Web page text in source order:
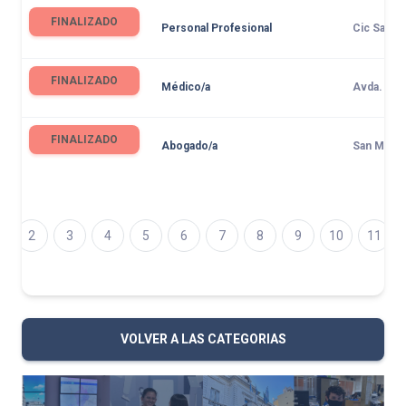
FINALIZADO Personal Profesional Cic San
FINALIZADO Médico/a Avda.
FINALIZADO Abogado/a San
2 3 4 5 6 7 8 9 10 11
VOLVER A LAS CATEGORIAS